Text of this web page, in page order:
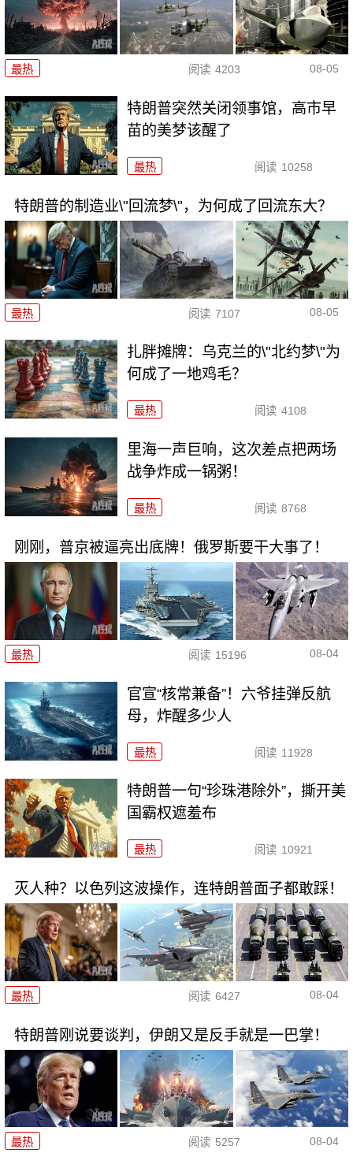
最热 阅读 4203 08-05
特朗普突然关闭领事馆，高市早
苗的美梦该醒了
最热 阅读 10258
特朗普的制造业\"回流梦\"，为何成了回流东大？
最热 阅读 7107 08-05
扎胖摊牌：乌克兰的\"北约梦\"为
何成了一地鸡毛？
最热 阅读 4108
里海一声巨响，这次差点把两场
战争炸成一锅粥！
最热 阅读 8768
刚刚，普京被逼亮出底牌！俄罗斯要干大事了！
最热 阅读 15196 08-04
官宣“核常兼备”！六爷挂弹反航
母，炸醒多少人
最热 阅读 11928
特朗普一句“珍珠港除外”，撕开美
国霸权遮羞布
最热 阅读 10921
灭人种？以色列这波操作，连特朗普面子都敢踩！
最热 阅读 6427 08-04
特朗普刚说要谈判，伊朗又是反手就是一巴掌！
最热 阅读 5257 08-04